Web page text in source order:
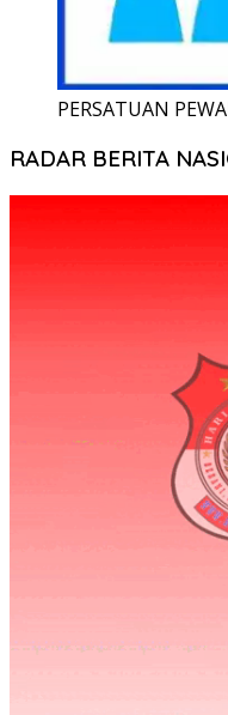
PERSATUAN
RADAR BERITA